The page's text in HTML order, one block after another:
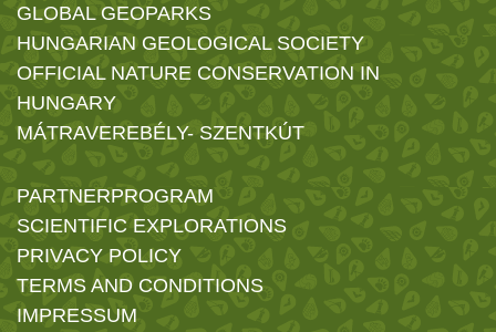
GLOBAL GEOPARKS
HUNGARIAN GEOLOGICAL SOCIETY
OFFICIAL NATURE CONSERVATION IN
HUNGARY
MÁTRAVEREBÉLY- SZENTKÚT
PARTNERPROGRAM
SCIENTIFIC EXPLORATIONS
PRIVACY POLICY
TERMS AND CONDITIONS
IMPRESSUM